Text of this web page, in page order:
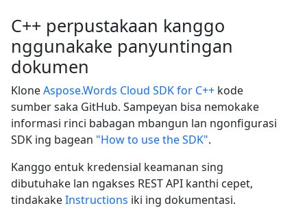
C++ perpustakaan kanggo
nggunakake panyuntingan
dokumen
KloneAspose.Words Cloud SDK for C++ kode
sumber saka GitHub. Sampeyan bisa nemokake
informasi rinci babagan mbangun lan ngonfigurasi
SDK ing bagean "How to use the SDK".
Kanggo entuk kredensial keamanan sing
dibutuhake lan ngakses REST API kanthi cepet,
tindakakeInstructions iki ing dokumentasi.